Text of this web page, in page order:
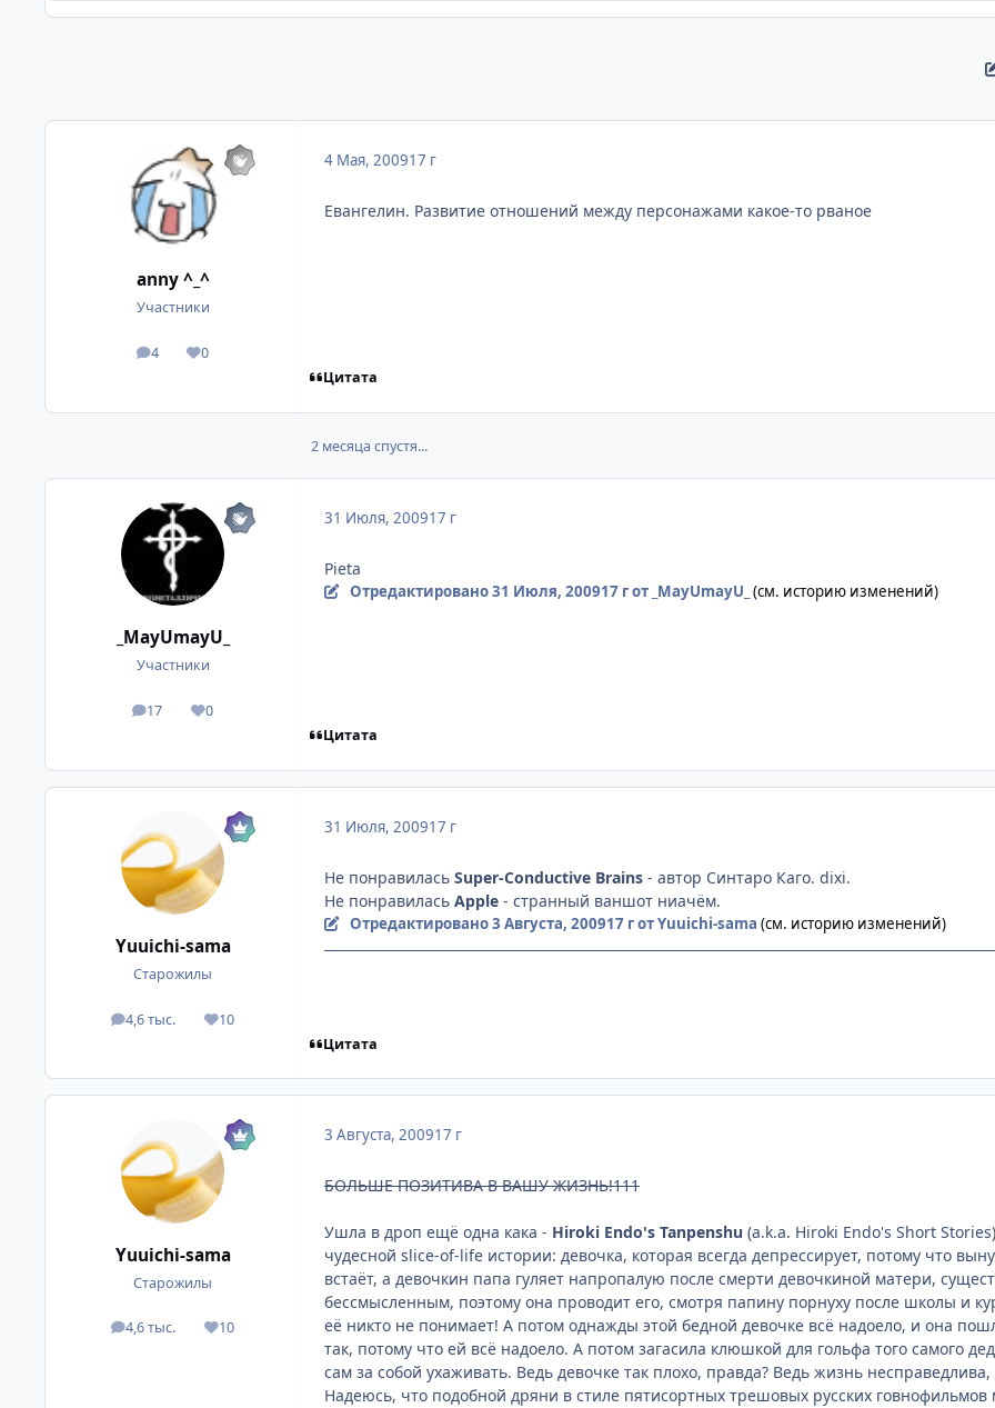
anny ^_^
Участники
4
посты 0
Репутация
4 Мая, 200917 г
Евангелин. Развитие отношений между персонажами какое-то рваное
Цитата
2 месяца спустя...
_MayUmayU_
Участники
17
посты 0
Репутация
31 Июля, 200917 г
Pieta
Отредактировано31 Июля, 200917 гот _MayUmayU_ (см. историю изменений)
Цитата
Yuuichi-sama
Старожилы
4,6 тыс.
посты 10
Репутация
31 Июля, 200917 г
Не понравилась Super-Conductive Brains - автор Синтаро Каго. dixi.
Не понравилась Apple - странный ваншот ниачём.
Отредактировано3 Августа, 200917 гот Yuuichi-sama (см. историю изменений)
Цитата
Yuuichi-sama
Старожилы
4,6 тыс.
посты 10
Репутация
3 Августа, 200917 г
БОЛЬШЕ ПОЗИТИВА В ВАШУ ЖИЗНЬ!111
Ушла в дроп ещё одна кака - Hiroki Endo's Tanpenshu (a.k.a. Hiroki Endo's Short
чудесной slice-of-life истории: девочка, которая всегда депрессирует, потому что
встаёт, а девочкин папа гуляет напропалую после смерти девочкиной матери,
бессмысленным, поэтому она проводит его, смотря папину порнуху после школы и
её никто не понимает! А потом однажды этой бедной девочке всё надоело, и она
так, потому что ей всё надоело. А потом загасила клюшкой для гольфа того самого
сам за собой ухаживать. Ведь девочке так плохо, правда? Ведь жизнь
Надеюсь, что подобной дряни в стиле пятисортных трешовых русских